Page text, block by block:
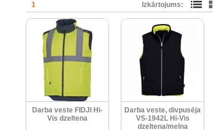
1 Izkārtojums:
Darba veste FIDJI Hi-
Vis dzeltena
Darba veste, divpusēja
VS-1942L Hi-Vis
dzeltena/melna